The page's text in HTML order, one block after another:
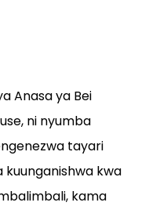
Anasa ya Bei
ni nyumba
tayari
kuunganishwa kwa
kama